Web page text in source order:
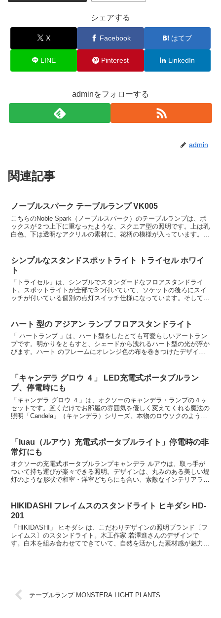
シェアする
X Facebook はてブ
LINE Pinterest LinkedIn
adminをフォローする
admin
関連記事
ノーブルスパーク テーブルランプ VK005
こちらのNoble Spark（ノーブルスパーク）のテーブルランプは、ボ
ックスが２つ上下に重なったような、スクエア型の照明です。上は乳
白色、下は透明なアクリルの素材に、花柄の模様が入っています。ノ
シンプルなスタンドスポットライト トライセル ホワイ
ト
「トライセル」は、シンプルでスタンダードなフロアスタンドライ
ト。スポットライトが全部で3つ付いていて、ソケットの後ろにスイ
ッチが付いている個別の点灯スイッチ仕様になっています。そして、
ハート 型の アジアン ランプ フロアスタンドライト
「 ハートランプ 」は、ハート型をしたとても可愛らしいアートラン
プです。明かりをともすと、シェードから洩れるハート型の光が浮か
びます。ハート のフレームにオレンジ色の布を巻きつけたデザイン
「キャンデラ グロウ ４」 LED充電式ポータブルラン
プ、停電時にも
「キャンデラ グロウ ４」は、オクソーのキャンデラ・ランプの４ヶ
セットです。置くだけでお部屋の雰囲気を優しく変えてくれる魔法の
照明「Candela」（キャンデラ）シリーズ。本物のロウソクのような
「luau（ルアウ）充電式ポータブルライト」停電時の非
常灯にも
オクソーの充電式ポータブルランプキャンデラ ルアウは、取っ手が
ついて持ち運びが楽々できる照明。デザインは、丸みのある美しい堤
灯のような形状で和室・洋室どちらにも合い、素敵なインテリアライ
HIKIDASHI フレイムスのスタンドライト ヒキダシ HD-
201
「HIKIDASHI」 ヒキダシ は、こだわりデザインの照明ブランド〔フ
レイムス〕のスタンドライト。木工作家 若澤進さんのデザインで
す。白木を組み合わせてできていて、自然を活かした素材感が魅力で
テーブルランプ MONSTERA LIGHT PLANTS